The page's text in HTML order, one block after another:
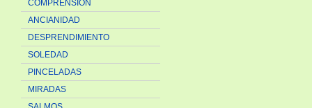
COMPRENSIÓN
ANCIANIDAD
DESPRENDIMIENTO
SOLEDAD
PINCELADAS
MIRADAS